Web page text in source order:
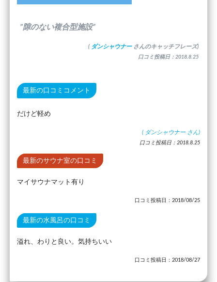
”隙のない複合型施設”
( ダンシャウナー さんのキャッチフレーズ)
口コミ投稿日：2018.8.25
最新の口コミコメント
だけど軽め
( ダンシャウナー さん)
口コミ投稿日：2018.8.25
最新のサウナ室の口コミ
マイサウナマット有り
口コミ投稿日：2018/08/25
最新の水風呂の口コミ
溢れ、わりと良い。気持ちいい
口コミ投稿日：2018/08/27